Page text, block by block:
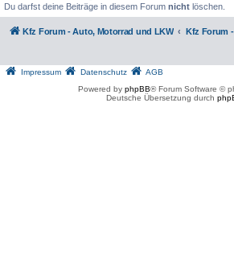
Du darfst deine Beiträge in diesem Forum nicht löschen.
Kfz Forum - Auto, Motorrad und LKW Kfz Forum
Impressum Datenschutz
AGB
Powered by phpBB® Forum Software ©
Deutsche Übersetzung durch